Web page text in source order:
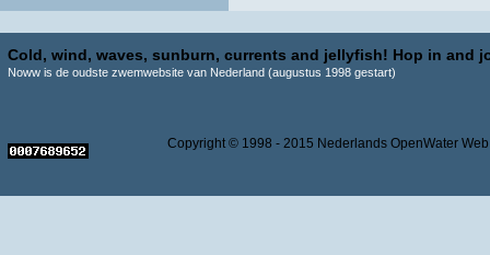
Cold, wind, waves, sunburn, currents and jellyfish! Hop in and
Noww is de oudste zwemwebsite van Nederland (augustus 1998 gestart)
Copyright © 1998 - 2015 Nederlands OpenWater